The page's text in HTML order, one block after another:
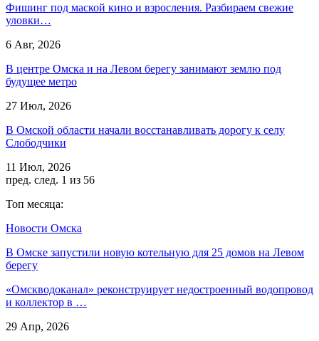
Фишинг под маской кино и взросления. Разбираем свежие
уловки…
6 Авг, 2026
В центре Омска и на Левом берегу занимают землю под
будущее метро
27 Июл, 2026
В Омской области начали восстанавливать дорогу к селу
Слободчики
11 Июл, 2026
пред. след. 1 из 56
Топ месяца:
Новости Омска
В Омске запустили новую котельную для 25 домов на Левом
берегу
«Омскводоканал» реконструирует недостроенный водопровод
и коллектор в …
29 Апр, 2026